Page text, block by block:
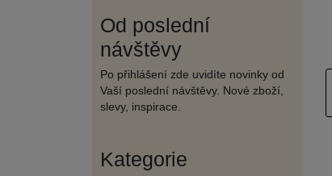
Od poslední
návštěvy
Po přihlášení zde uvidíte novinky od
Vaší poslední návštěvy. Nové zboží,
slevy, inspirace.
Kategorie